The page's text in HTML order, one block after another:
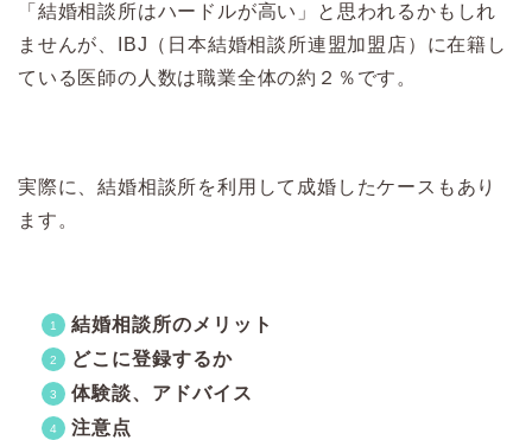
「結婚相談所はハードルが高い」と思われるかもしれ
ませんが、IBJ（日本結婚相談所連盟加盟店）に在籍し
ている医師の人数は職業全体の約２％です。
実際に、結婚相談所を利用して成婚したケースもあり
ます。
結婚相談所のメリット
どこに登録するか
体験談、アドバイス
注意点